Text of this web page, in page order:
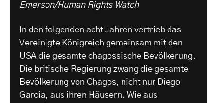
Emerson/Human Rights Watch
In den folgenden acht Jahren vertrieb das
Vereinigte Königreich gemeinsam mit den
USA die gesamte chagossische Bevölkerung.
Die britische Regierung zwang die gesamte
Bevölkerung von Chagos, nicht nur Diego
Garcia, aus ihren Häusern. Wie aus